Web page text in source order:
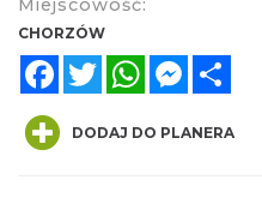
Miejscowość:
CHORZÓW
FacebookTwitterWhatsApp
DODAJ DO PLANERA